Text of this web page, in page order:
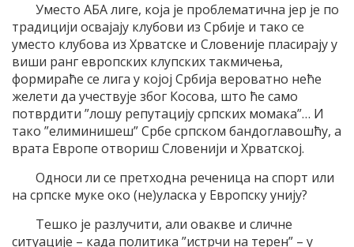
Уместо АБА лиге, која је проблематична јер је по
традицији освајају клубови из Србије и тако се
уместо клубова из Хрватске и Словеније пласирају у
виши ранг европских клупских такмичења,
формираће се лига у којој Србија вероватно неће
желети да учествује због Косова, што ће само
потврдити ”лошу репутацију српских момака”… И
тако ”елиминишеш” Србе српском бандоглавошћу, а
врата Европе отвориш Словенији и Хрватској.
Односи ли се претходна реченица на спорт или
на српске муке око (не)уласка у Европску унију?
Тешко је разлучити, али овакве и сличне
ситуације – када политика ”истрчи на терен” – у